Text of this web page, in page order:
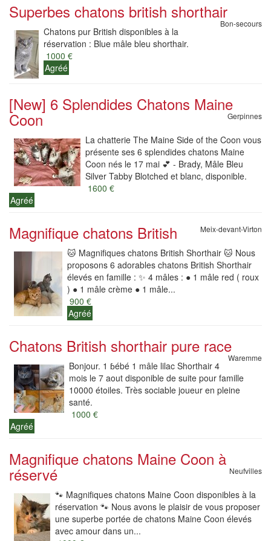
Superbes chatons british shorthair
Bon-secours
Chatons pur British disponibles à la
réservation : Blue mâle bleu shorthair.
1000 €
Agréé
[New] 6 Splendides Chatons Maine
Coon Gerpinnes
La chatterie The Maine Side of the Coon vous
présente ses 6 splendides chatons Maine
Coon nés le 17 mai 💕 - Brady, Mâle Bleu
Silver Tabby Blotched et blanc, disponible.
1600 €
Agréé
Magnifique chatons British Meix-devant-Virton
🐱 Magnifiques chatons British Shorthair 🐱 Nous
proposons 6 adorables chatons British Shorthair
élevés en famille : ✨ 4 mâles : ● 1 mâle red ( roux
) ● 1 mâle crème ● 1 mâle...
900 €
Agréé
Chatons British shorthair pure race
Waremme
Bonjour. 1 ɓébé 1 mâle lilac Shorthair 4
mois le 7 aout disponible de suite pour famille
10000 étoiles. Très sociable joueur en pleine
santé.
1000 €
Agréé
Magnifique chatons Maine Coon à
réservé Neufvilles
🐾 Magnifiques chatons Maine Coon disponibles à la
réservation 🐾 Nous avons le plaisir de vous proposer
une superbe portée de chatons Maine Coon élevés
avec amour dans un...